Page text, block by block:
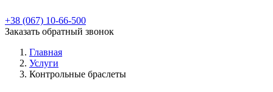
+38 (067) 10-66-500
Заказать обратный звонок
Главная
Услуги
Контрольные браслеты